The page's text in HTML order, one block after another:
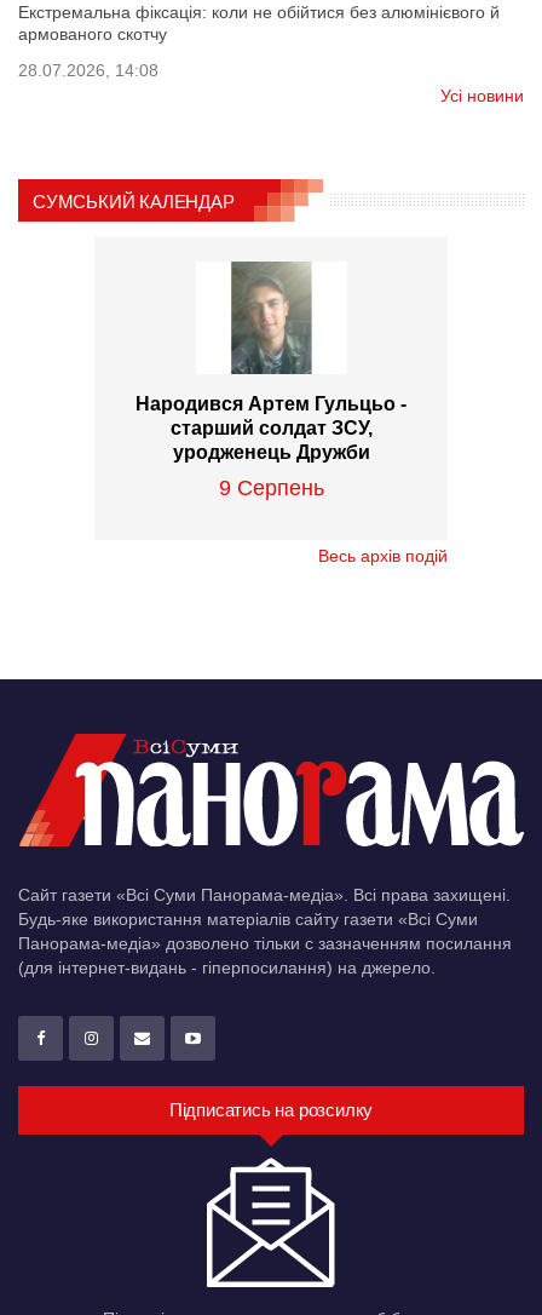
Екстремальна фіксація: коли не обійтися без алюмінієвого й
армованого скотчу
28.07.2026, 14:08
Усі новини
СУМСЬКИЙ КАЛЕНДАР
Народився Артем Гульцьо -
старший солдат ЗСУ,
уродженець Дружби
9 Серпень
Весь архів подій
Сайт газети «Всі Суми Панорама-медіа». Всі права захищені.
Будь-яке використання матеріалів сайту газети «Всі Суми
Панорама-медіа» дозволено тільки c зазначенням посилання
(для інтернет-видань - гіперпосилання) на джерело.
Підписатись на розсилку